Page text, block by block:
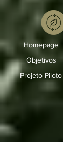
Homepage
Objetivos
Projeto Piloto